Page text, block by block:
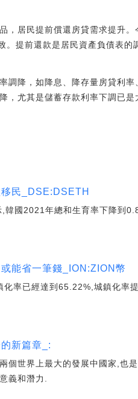
，居民提前償還房貸需求提升
提前還款是居民資產負債表的
調降，如降息、降存量房貸利
，尤其是儲蓄存款利率下調已
民_DSE:DSETH
國2021年總和生育率下降到
能省一筆錢_ION:ZION幣
率已經達到65.22%,城鎮化率
新篇章_:
世界上最大的發展中國家,也
義和潛力.